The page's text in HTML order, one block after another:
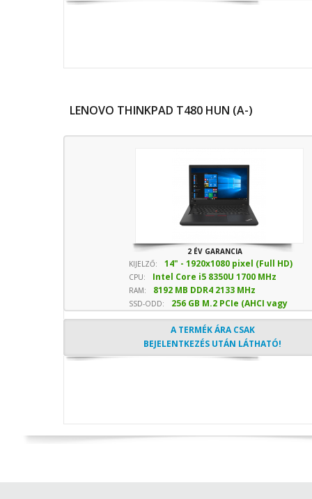
LENOVO THINKPAD T480 HUN (A-)
2 ÉV GARANCIA
KIJELZŐ:
14" - 1920x1080 pixel (Full HD)
CPU:
Intel Core i5 8350U 1700 MHz
sebesség
RAM: 8192 MB DDR4 2133 MHz
SSD-ODD:
256 GB M.2 PCIe (AHCI vagy
NVMe) SSD- Optika nélkül
A TERMÉK ÁRA CSAK
BEJELENTKEZÉS UTÁN LÁTHATÓ!